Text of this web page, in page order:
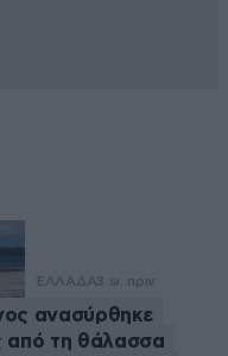
ΕΛΛΑΔΑ3 ω. πριν
ανασύρθηκε
από τη θάλασσα